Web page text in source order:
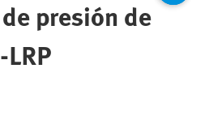
presión de